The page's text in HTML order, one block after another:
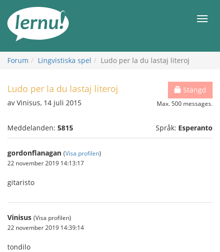
sidans
innehåll
Meny
Forum Lingvistiska spel Ludo per la du lastaj literoj
Stängd
Max. 500 messages.
Ludo per la du lastaj literoj
av Vinisus, 14 juli 2015
Meddelanden: 5815 Språk: Esperanto
gordonflanagan (Visa profilen)
22 november 2019 14:13:17
gitaristo
Vinisus (Visa profilen)
22 november 2019 14:39:14
tondilo